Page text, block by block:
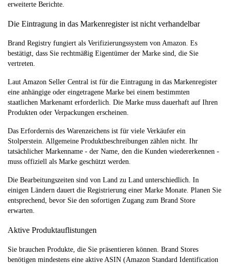
erweiterte Berichte.
Die Eintragung in das Markenregister ist nicht verhandelbar
Brand Registry fungiert als Verifizierungssystem von Amazon. Es
bestätigt, dass Sie rechtmäßig Eigentümer der Marke sind, die Sie
vertreten.
Laut Amazon Seller Central ist für die Eintragung in das Markenregister
eine anhängige oder eingetragene Marke bei einem bestimmten
staatlichen Markenamt erforderlich. Die Marke muss dauerhaft auf Ihren
Produkten oder Verpackungen erscheinen.
Das Erfordernis des Warenzeichens ist für viele Verkäufer ein
Stolperstein. Allgemeine Produktbeschreibungen zählen nicht. Ihr
tatsächlicher Markenname - der Name, den die Kunden wiedererkennen -
muss offiziell als Marke geschützt werden.
Die Bearbeitungszeiten sind von Land zu Land unterschiedlich. In
einigen Ländern dauert die Registrierung einer Marke Monate. Planen Sie
entsprechend, bevor Sie den sofortigen Zugang zum Brand Store
erwarten.
Aktive Produktauflistungen
Sie brauchen Produkte, die Sie präsentieren können. Brand Stores
benötigen mindestens eine aktive ASIN (Amazon Standard Identification